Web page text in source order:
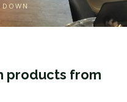
products from